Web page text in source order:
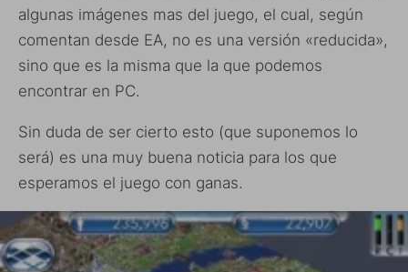
algunas imágenes mas del juego, el cual, según
comentan desde EA, no es una versión «reducida»,
sino que es la misma que la que podemos
encontrar en PC.
Sin duda de ser cierto esto (que suponemos lo
será) es una muy buena noticia para los que
esperamos el juego con ganas.